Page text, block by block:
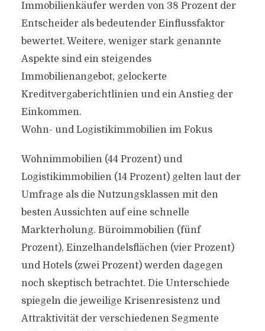
Immobilienkäufer werden von 38 Prozent der
Entscheider als bedeutender Einflussfaktor
bewertet. Weitere, weniger stark genannte
Aspekte sind ein steigendes
Immobilienangebot, gelockerte
Kreditvergaberichtlinien und ein Anstieg der
Einkommen.
Wohn- und Logistikimmobilien im Fokus
Wohnimmobilien (44 Prozent) und
Logistikimmobilien (14 Prozent) gelten laut der
Umfrage als die Nutzungsklassen mit den
besten Aussichten auf eine schnelle
Markterholung. Büroimmobilien (fünf
Prozent), Einzelhandelsflächen (vier Prozent)
und Hotels (zwei Prozent) werden dagegen
noch skeptisch betrachtet. Die Unterschiede
spiegeln die jeweilige Krisenresistenz und
Attraktivität der verschiedenen Segmente